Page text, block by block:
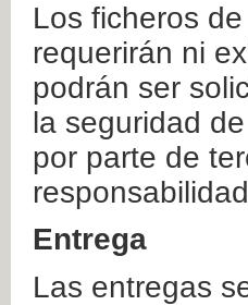
Los ficheros
requerirán ni
podrán ser
la seguridad
por parte de
Entrega
Las entregas